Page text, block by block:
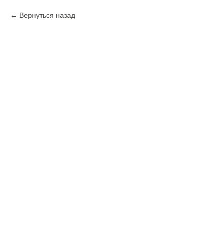
Вернуться назад